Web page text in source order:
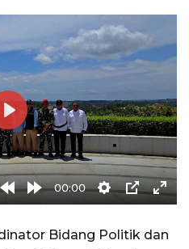
Rewind
10s
Forward
10s
00:00
Settings
PIP
Play
Bidang Politik dan